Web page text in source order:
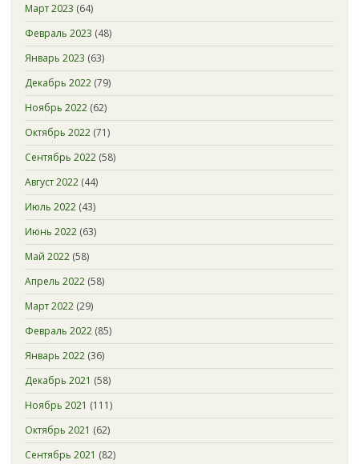
Март 2023 (64)
Февраль 2023 (48)
Январь 2023 (63)
Декабрь 2022(79)
Ноябрь 2022(62)
Октябрь 2022(71)
Сентябрь 2022(58)
Август 2022(44)
Июль 2022(43)
Июнь 2022(63)
Май 2022(58)
Апрель 2022(58)
Март 2022(29)
Февраль 2022(85)
Январь 2022(36)
Декабрь 2021 (58)
Ноябрь 2021 (111)
Октябрь 2021 (62)
Сентябрь 2021 (82)